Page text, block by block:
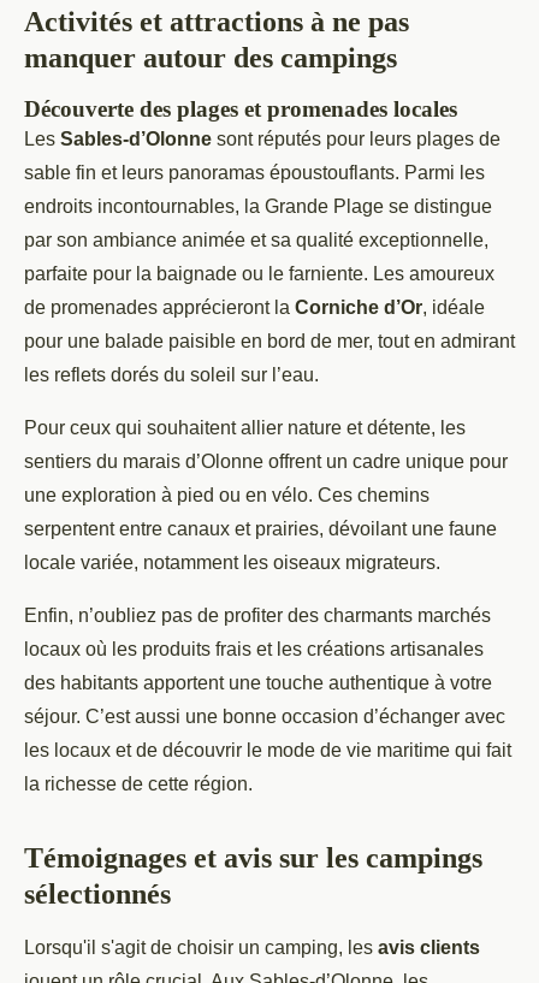
Activités et attractions à ne pas
manquer autour des campings
Découverte des plages et promenades locales
Les Sables-d’Olonne sont réputés pour leurs plages de
sable fin et leurs panoramas époustouflants. Parmi les
endroits incontournables, la Grande Plage se distingue
par son ambiance animée et sa qualité exceptionnelle,
parfaite pour la baignade ou le farniente. Les amoureux
de promenades apprécieront la Corniche d’Or, idéale
pour une balade paisible en bord de mer, tout en admirant
les reflets dorés du soleil sur l’eau.
Pour ceux qui souhaitent allier nature et détente, les
sentiers du marais d’Olonne offrent un cadre unique pour
une exploration à pied ou en vélo. Ces chemins
serpentent entre canaux et prairies, dévoilant une faune
locale variée, notamment les oiseaux migrateurs.
Enfin, n’oubliez pas de profiter des charmants marchés
locaux où les produits frais et les créations artisanales
des habitants apportent une touche authentique à votre
séjour. C’est aussi une bonne occasion d’échanger avec
les locaux et de découvrir le mode de vie maritime qui fait
la richesse de cette région.
Témoignages et avis sur les campings
sélectionnés
Lorsqu'il s'agit de choisir un camping, les avis clients